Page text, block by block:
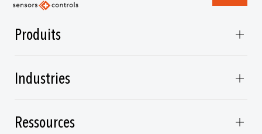
Produits
Industries
Ressources